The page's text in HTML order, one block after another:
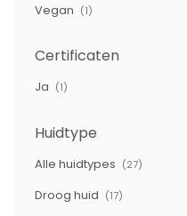
Vegan (1)
Certificaten
Ja (1)
Huidtype
Alle huidtypes (27)
Droog huid (17)